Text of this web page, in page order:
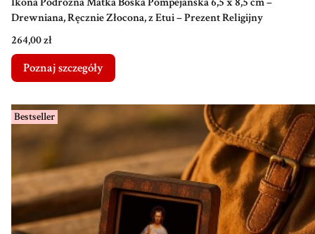
Drewniana, Ręcznie Złocona, z Etui – Prezent Religijny
Cena
264,00 zł
Poznaj szczegóły
Bestseller